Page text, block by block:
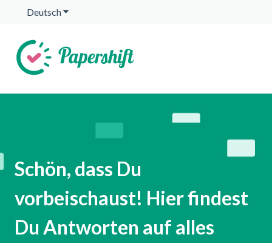
DeutschUntermenü für Übersetzungen anzeigen
Schön, dass Du
vorbeischaust! Hier findest
Du Antworten auf alles